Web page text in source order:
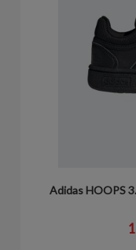
Adidas HOOPS